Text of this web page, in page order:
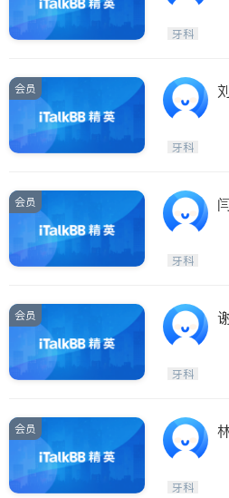
Riverside
Santa Barbara &
牙科
会员
牙科
会员
牙科
会员
牙科
会员
牙科